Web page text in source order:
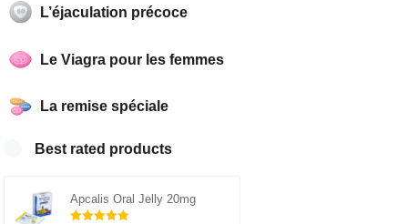
L’éjaculation précoce
Le Viagra pour les femmes
La remise spéciale
Best rated products
Apcalis Oral Jelly 20mg